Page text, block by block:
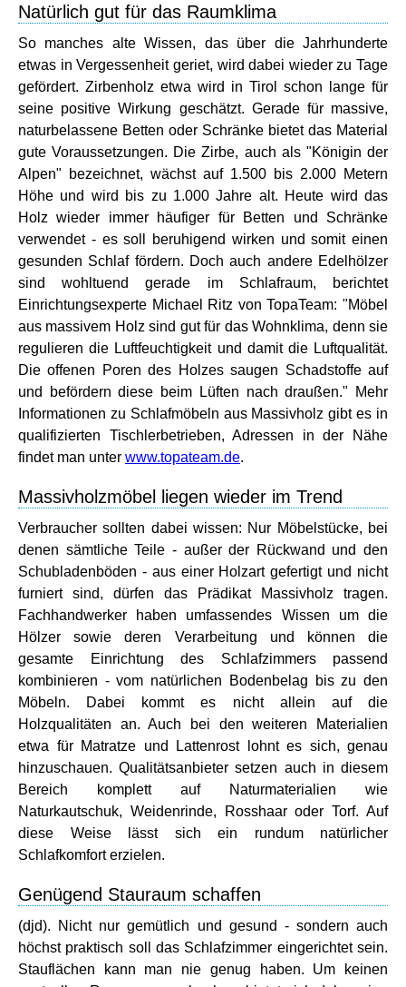
Natürlich gut für das Raumklima
So manches alte Wissen, das über die Jahrhunderte
etwas in Vergessenheit geriet, wird dabei wieder zu Tage
gefördert. Zirbenholz etwa wird in Tirol schon lange für
seine positive Wirkung geschätzt. Gerade für massive,
naturbelassene Betten oder Schränke bietet das Material
gute Voraussetzungen. Die Zirbe, auch als "Königin der
Alpen" bezeichnet, wächst auf 1.500 bis 2.000 Metern
Höhe und wird bis zu 1.000 Jahre alt. Heute wird das
Holz wieder immer häufiger für Betten und Schränke
verwendet - es soll beruhigend wirken und somit einen
gesunden Schlaf fördern. Doch auch andere Edelhölzer
sind wohltuend gerade im Schlafraum, berichtet
Einrichtungsexperte Michael Ritz von TopaTeam: "Möbel
aus massivem Holz sind gut für das Wohnklima, denn sie
regulieren die Luftfeuchtigkeit und damit die Luftqualität.
Die offenen Poren des Holzes saugen Schadstoffe auf
und befördern diese beim Lüften nach draußen." Mehr
Informationen zu Schlafmöbeln aus Massivholz gibt es in
qualifizierten Tischlerbetrieben, Adressen in der Nähe
findet man unter www.topateam.de.
Massivholzmöbel liegen wieder im Trend
Verbraucher sollten dabei wissen: Nur Möbelstücke, bei
denen sämtliche Teile - außer der Rückwand und den
Schubladenböden - aus einer Holzart gefertigt und nicht
furniert sind, dürfen das Prädikat Massivholz tragen.
Fachhandwerker haben umfassendes Wissen um die
Hölzer sowie deren Verarbeitung und können die
gesamte Einrichtung des Schlafzimmers passend
kombinieren - vom natürlichen Bodenbelag bis zu den
Möbeln. Dabei kommt es nicht allein auf die
Holzqualitäten an. Auch bei den weiteren Materialien
etwa für Matratze und Lattenrost lohnt es sich, genau
hinzuschauen. Qualitätsanbieter setzen auch in diesem
Bereich komplett auf Naturmaterialien wie
Naturkautschuk, Weidenrinde, Rosshaar oder Torf. Auf
diese Weise lässt sich ein rundum natürlicher
Schlafkomfort erzielen.
Genügend Stauraum schaffen
(djd). Nicht nur gemütlich und gesund - sondern auch
höchst praktisch soll das Schlafzimmer eingerichtet sein.
Stauflächen kann man nie genug haben. Um keinen